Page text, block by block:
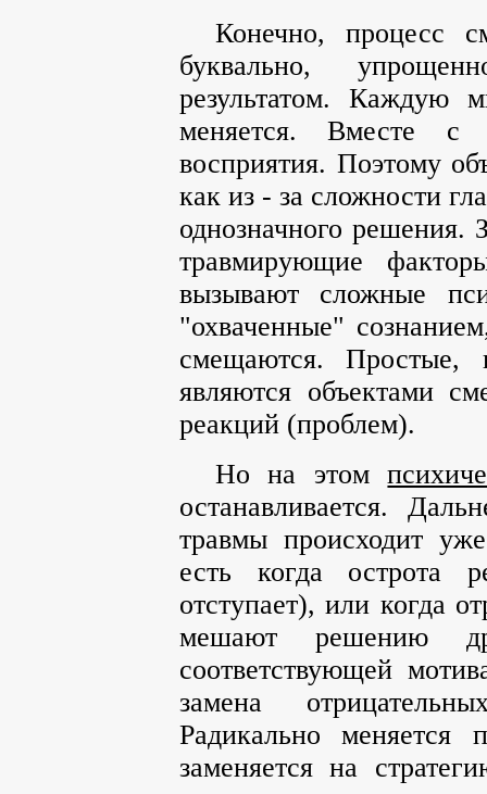
Конечно, процесс
буквально,
результатом. Каждую
меняется. Вместе
восприятия. Поэтому
как из - за сложности
однозначного решения.
травмирующие
вызывают сложные
"охваченные"
смещаются. Простые,
являются объектами
реакций (проблем).
Но на этом
останавливается.
травмы происходит
есть когда острота
отступает), или когда
мешают решению
соответствующей
замена
Радикально меняется
заменяется на